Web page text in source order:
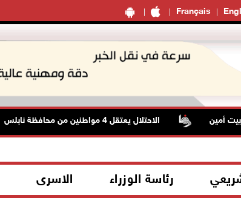
Français
أمين الاحتلال يعتقل 4 مواطنين من محافظة نابلس
رئاسة الوزراء الاسرى